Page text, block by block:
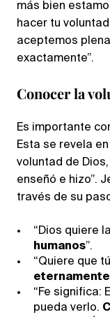
más bien
hacer tu
aceptemos
exactamente”.
Conocer la
Es importante
Esta se revela
voluntad de
enseñó e hizo”.
través de su
“Dios quiere la
humanos”.
“Quiere que
eternamente
“Fe significa:
pueda verlo.